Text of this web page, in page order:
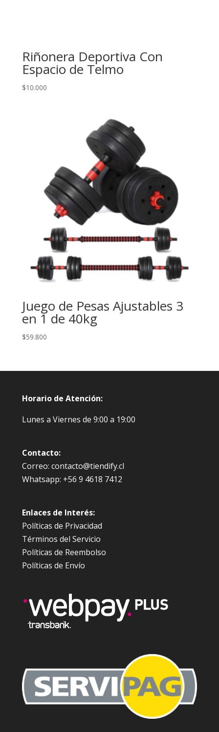
Riñonera Deportiva Con
Espacio de Telmo
$10.000
Juego de Pesas Ajustables 3
en 1 de 40kg
$59.800
Horario de Atención:
Lunes a Viernes de 9:00 a 19:00
Contacto:
Correo: contacto@tiendify.cl
Whatsapp: +56 9 4618 7412
Enlaces de Interés:
Políticas de Privacidad
Términos del Servicio
Políticas de Reembolso
Políticas de Envío